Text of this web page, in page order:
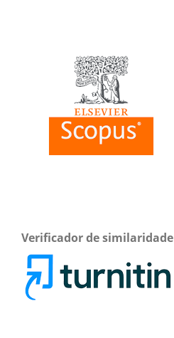
Verificador de similaridade